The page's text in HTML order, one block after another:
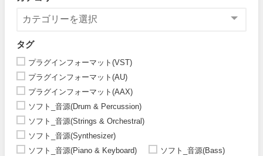
タグ
プラグインフォーマット(VST)
プラグインフォーマット(AU)
プラグインフォーマット(AAX)
ソフト_音源(Drum & Percussion)
ソフト_音源(Strings & Orchestral)
ソフト_音源(Synthesizer)
ソフト_音源(Piano & Keyboard)
ソフト_音源(Bass)